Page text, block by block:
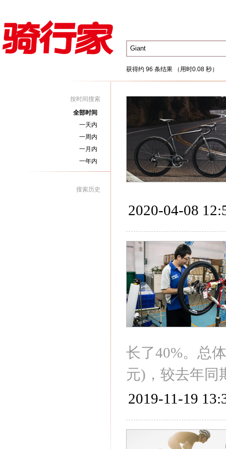
获得约 96 条结果 （用时0.08 秒）
按时间搜索
全部时间
一天内
一周内
一月内
一年内
搜索历史
2020-04-08
长了40%。总
元)，较去年同
2019-11-19